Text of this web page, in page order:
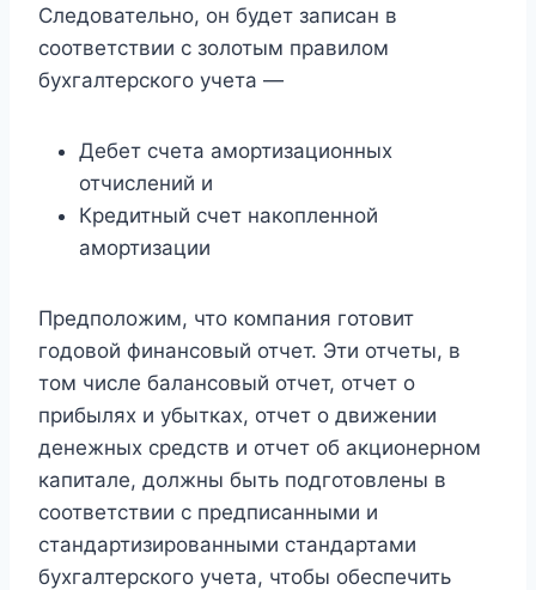
Следовательно, он будет записан в
соответствии с золотым правилом
бухгалтерского учета —
Дебет счета амортизационных
отчислений и
Кредитный счет накопленной
амортизации
Предположим, что компания готовит
годовой финансовый отчет. Эти отчеты, в
том числе балансовый отчет, отчет о
прибылях и убытках, отчет о движении
денежных средств и отчет об акционерном
капитале, должны быть подготовлены в
соответствии с предписанными и
стандартизированными стандартами
бухгалтерского учета, чтобы обеспечить